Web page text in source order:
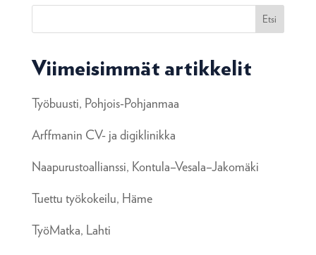
Etsi
Viimeisimmät artikkelit
Työbuusti, Pohjois-Pohjanmaa
Arffmanin CV- ja digiklinikka
Naapurustoallianssi, Kontula–Vesala–Jakomäki
Tuettu työkokeilu, Häme
TyöMatka, Lahti